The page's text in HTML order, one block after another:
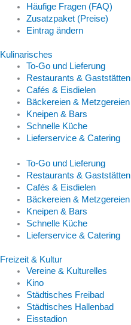
Häufige Fragen (FAQ)
Zusatzpaket (Preise)
Eintrag ändern
Kulinarisches
To-Go und Lieferung
Restaurants & Gaststätten
Cafés & Eisdielen
Bäckereien & Metzgereien
Kneipen & Bars
Schnelle Küche
Lieferservice & Catering
To-Go und Lieferung
Restaurants & Gaststätten
Cafés & Eisdielen
Bäckereien & Metzgereien
Kneipen & Bars
Schnelle Küche
Lieferservice & Catering
Freizeit & Kultur
Vereine & Kulturelles
Kino
Städtisches Freibad
Städtisches Hallenbad
Eisstadion